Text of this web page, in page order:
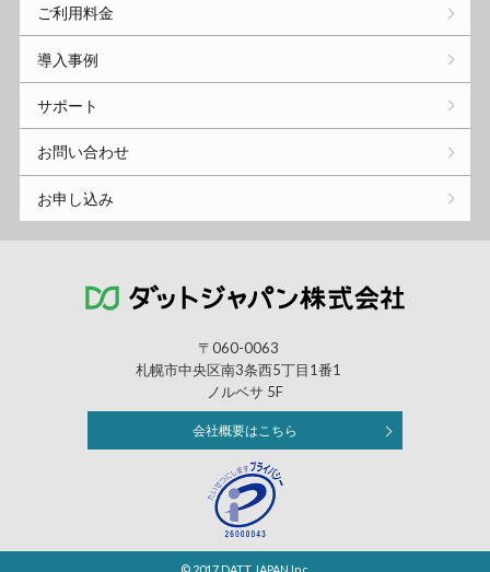
ご利用料金
導入事例
サポート
お問い合わせ
お申し込み
〒060-0063
札幌市中央区南3条西5丁目1番1
ノルベサ 5F
会社概要はこちら